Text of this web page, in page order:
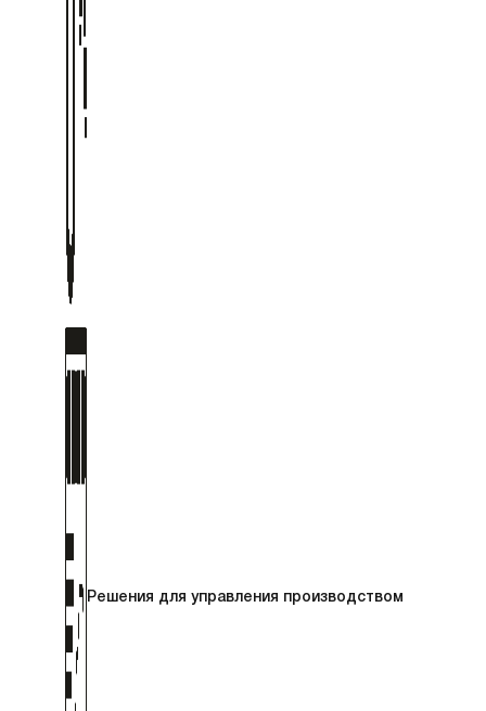
Решения для управления производством